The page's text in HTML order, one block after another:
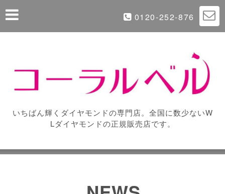
0120-252-876
いちばん輝くダイヤモンドの専門店。全国に数少ないW
Lダイヤモンドの正規販売店です。